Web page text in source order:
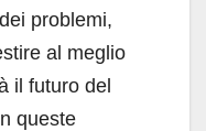
problemi,
al meglio
il futuro del
queste